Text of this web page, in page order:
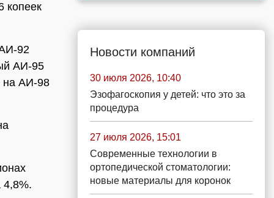
копеек
92
АИ-95
на АИ-98
4,8%.
Новости компаний
30 июля 2026, 10:40
Эзофагоскопия у детей: что это за
процедура
27 июля 2026, 15:01
Современные технологии в
ортопедической стоматологии:
новые материалы для коронок